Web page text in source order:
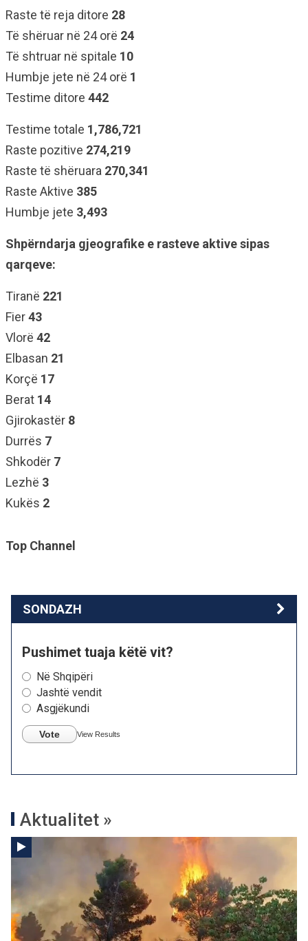
Raste të reja ditore 28
Të shëruar në 24 orë 24
Të shtruar në spitale 10
Humbje jete në 24 orë 1
Testime ditore 442
Testime totale 1,786,721
Raste pozitive 274,219
Raste të shëruara 270,341
Raste Aktive 385
Humbje jete 3,493
Shpërndarja gjeografike e rasteve aktive sipas
qarqeve:
Tiranë 221
Fier43
Vlorë 42
Elbasan 21
Korçë 17
Berat 14
Gjirokastër 8
Durrës 7
Shkodër 7
Lezhë 3
Kukës 2
Top Channel
SONDAZH
Pushimet tuaja këtë vit?
Në Shqipëri
Jashtë vendit
Asgjëkundi
Vote View Results
Aktualitet »